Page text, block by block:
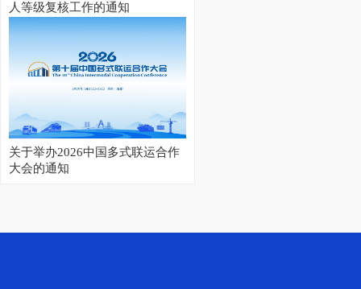
人等级复核工作的通知
关于举办2026中国多式联运合作
大会的通知